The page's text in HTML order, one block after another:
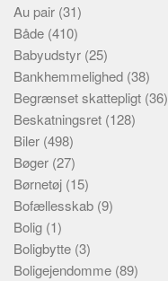
Au pair (31)
Både (410)
Babyudstyr (25)
Bankhemmelighed (38)
Begrænset skattepligt (36)
Beskatningsret (128)
Biler (498)
Bøger (27)
Børnetøj (15)
Bofællesskab (9)
Bolig (1)
Boligbytte (3)
Boligejendomme (89)